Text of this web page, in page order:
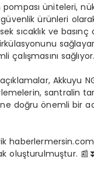
pompası üniteleri,
güvenlik ürünleri
sıcaklık ve basınç
çalışmasını sağlıyor.
Akkuyu
santralin
doğru önemli bir
oluşturulmuştur.